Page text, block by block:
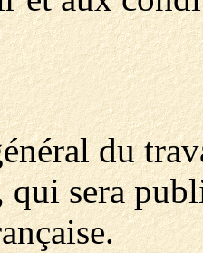
du
qui sera